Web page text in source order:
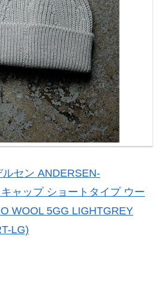
セン ANDERSEN-
ャップ ショートタイプ ウー
WOOL 5GG LIGHTGREY
LG)